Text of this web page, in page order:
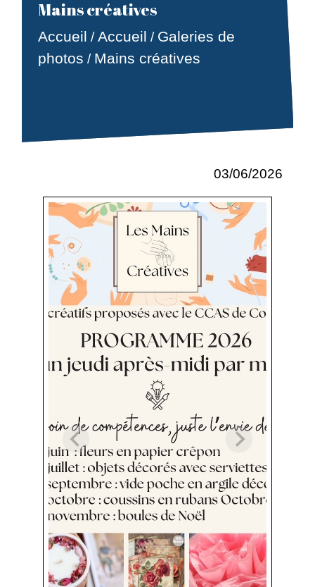
Mains créatives
Accueil /Accueil / Galeries de
photos / Mains créatives
03/06/2026